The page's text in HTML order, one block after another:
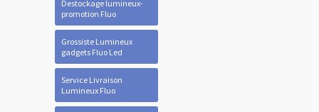
Destockage lumineux-
promotion Fluo
Grossiste Lumineux
gadgets Fluo Led
Service Livraison
Lumineux Fluo